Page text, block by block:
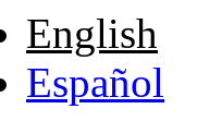
English
Español